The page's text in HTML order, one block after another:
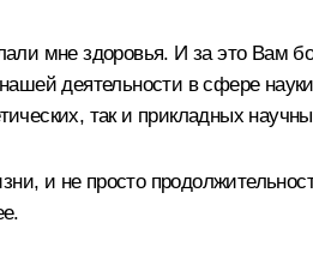
мне здоровья. И за это Вам
деятельности в сфере
так и прикладных
и не просто